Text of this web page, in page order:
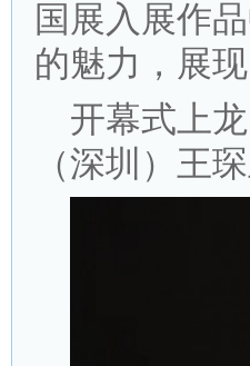
国展入展作
的魅力，展
开幕式上
（深圳）王